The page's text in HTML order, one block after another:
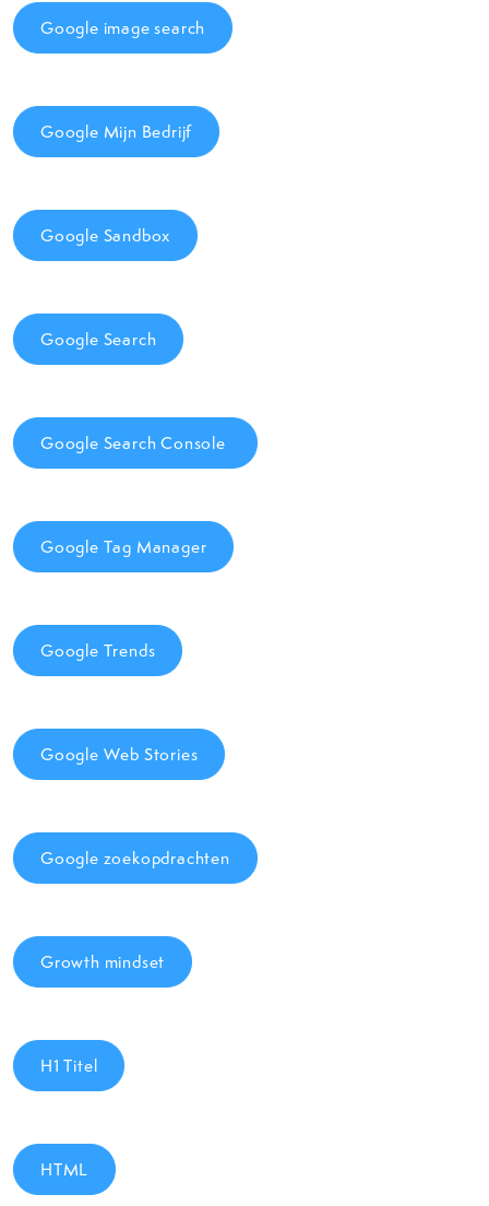
Google image search
Google Mijn Bedrijf
Google Sandbox
Google Search
Google Search Console
Google Tag Manager
Google Trends
Google Web Stories
Google zoekopdrachten
Growth mindset
H1 Titel
HTML